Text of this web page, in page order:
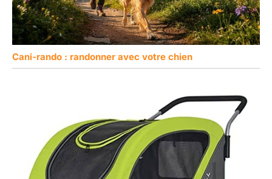
Cani-rando : randonner avec votre chien